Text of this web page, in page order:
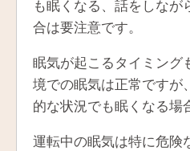
も眠くなる、話をしなが
合は要注意です。
眠気が起こるタイミング
境での眠気は正常ですが
的な状況でも眠くなる場
運転中の眠気は特に危険